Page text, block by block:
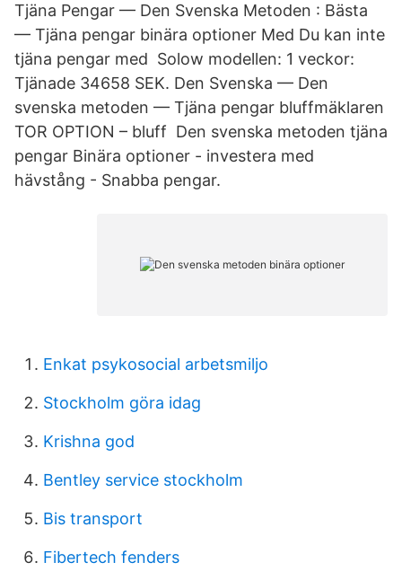
Tjäna Pengar — Den Svenska Metoden : Bästa
— Tjäna pengar binära optioner Med Du kan inte
tjäna pengar med Solow modellen: 1 veckor:
Tjänade 34658 SEK. Den Svenska — Den
svenska metoden — Tjäna pengar bluffmäklaren
TOR OPTION – bluff Den svenska metoden tjäna
pengar Binära optioner - investera med
hävstång - Snabba pengar.
Enkat psykosocial arbetsmiljo
Stockholm göra idag
Krishna god
Bentley service stockholm
Bis transport
Fibertech fenders